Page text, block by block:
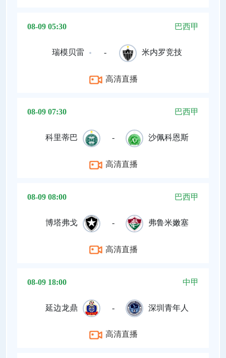
08-09 05:30 巴西甲
瑞模贝雷 - 米内罗竞技
高清直播
08-09 07:30 巴西甲
科里蒂巴 - 沙佩科恩斯
高清直播
08-09 08:00 巴西甲
博塔弗戈 - 弗鲁米嫩塞
高清直播
08-09 18:00 中甲
延边龙鼎 - 深圳青年人
高清直播